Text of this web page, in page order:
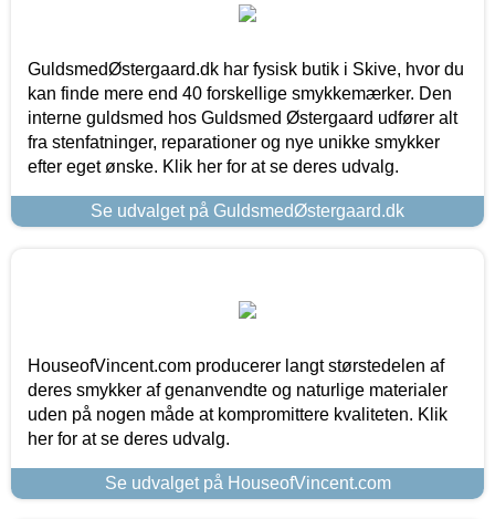
GuldsmedØstergaard.dk har fysisk butik i Skive, hvor du
kan finde mere end 40 forskellige smykkemærker. Den
interne guldsmed hos Guldsmed Østergaard udfører alt
fra stenfatninger, reparationer og nye unikke smykker
efter eget ønske. Klik her for at se deres udvalg.
Se udvalget på GuldsmedØstergaard.dk
HouseofVincent.com producerer langt størstedelen af
deres smykker af genanvendte og naturlige materialer
uden på nogen måde at kompromittere kvaliteten. Klik
her for at se deres udvalg.
Se udvalget på HouseofVincent.com